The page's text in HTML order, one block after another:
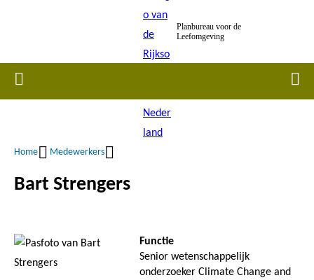
inhoud
Planbureau voor de
Leefomgeving
Home
Kruimelpad
Home Medewerkers
Bart Strengers
Functie
Senior wetenschappelijk
onderzoeker Climate Change and